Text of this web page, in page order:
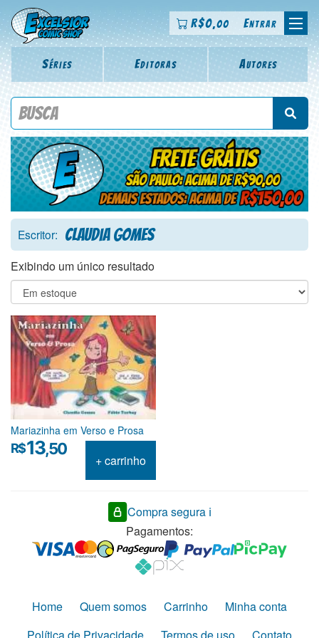
R$0,00 Entrar
Séries Editoras Autores
Procure por título da revista, personagem, série, escritor,
Escritor: Claudia Gomes
Exibindo um único resultado
Mariazinha em Verso e Prosa
R$13,50
+ carrinho
Compra segura ℹ️
Pagamentos:
Home Quem somos Carrinho
Minha conta
Política de Privacidade
Termos de uso Contato